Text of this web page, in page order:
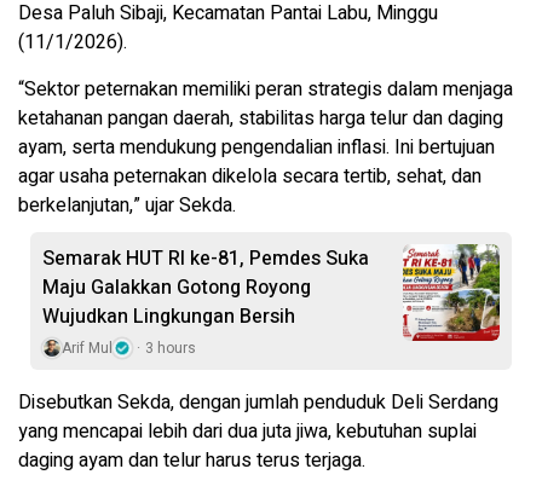
Desa Paluh Sibaji, Kecamatan Pantai Labu, Minggu
(11/1/2026).
“Sektor peternakan memiliki peran strategis dalam menjaga
ketahanan pangan daerah, stabilitas harga telur dan daging
ayam, serta mendukung pengendalian inflasi. Ini bertujuan
agar usaha peternakan dikelola secara tertib, sehat, dan
berkelanjutan,” ujar Sekda.
Semarak HUT RI ke-81, Pemdes Suka
Maju Galakkan Gotong Royong
Wujudkan Lingkungan Bersih
Arif Mul 3 hours
Disebutkan Sekda, dengan jumlah penduduk Deli Serdang
yang mencapai lebih dari dua juta jiwa, kebutuhan suplai
daging ayam dan telur harus terus terjaga.